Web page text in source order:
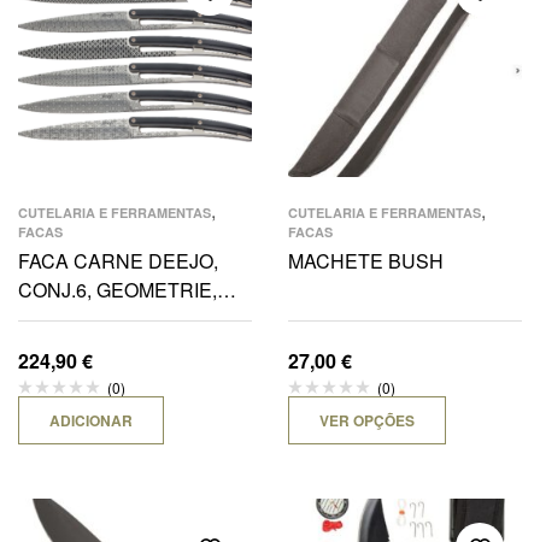
CUTELARIA E FERRAMENTAS,
FACAS
FACA CARNE DEEJO,
CONJ.6, GEOMETRIE,
MIRROR, MADEIRA
ÉBANO
224,90€
(0)
ADICIONAR
CUTELARIA E FERRAMENTAS,
FACAS
MACHETE BUSH
27,00€
(0)
VER OPÇÕES